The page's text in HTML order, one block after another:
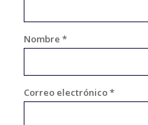
Nombre *
Correo electrónico*